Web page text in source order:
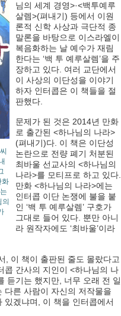
화
님의 세계 경영>·<백투예루
살렘>(펴내기) 등에서 이원
론적 신학 사상과 극단적 종
말론을 바탕으로 이스라엘이
복음화하는 날 예수가 재림
한다는 ‘백 투 예루살렘’을 주
장하고 있다. 여러 교단에서
이 사상의 이단성을 이야기
하자 인터콥은 이 책들을 절
판했다.
문제가 된 것은 2014년 만화
로 출간된 <하나님의 나라>
(펴내기)다. 이 책은 이단성
논란으로 전량 폐기 처분된
최바울 선교사의 <하나님의
나라>를 모티프로 하고 있다.
만화 <하나님의 나라>에는
인터콥 이단 논쟁에 불을 붙
인 ‘백 투 예루살렘’ 구호가
그대로 들어 있다. 뿐만 아니
라 원작자에도 ‘최바울’이라
, 이 책이 출판된 줄도 몰랐다고
콥 간사의 지인이 <하나님의 나
듣기는 했지만, 너무 오래 전 일
다른 사람이 자신의 저작물을
있겠냐며, 이 책을 인터콥에서